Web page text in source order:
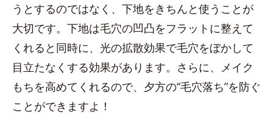
うとするのではなく、下地をきちんと使うことが
大切です。下地は毛穴の凹凸をフラットに整えて
くれると同時に、光の拡散効果で毛穴をぼかして
目立たなくする効果があります。さらに、メイク
もちを高めてくれるので、夕方の“毛穴落ち”を防ぐ
ことができますよ！